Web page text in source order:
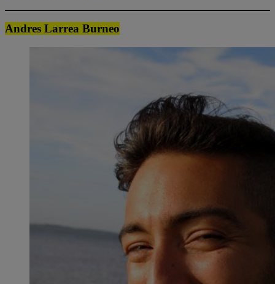
Andres Larrea Burneo